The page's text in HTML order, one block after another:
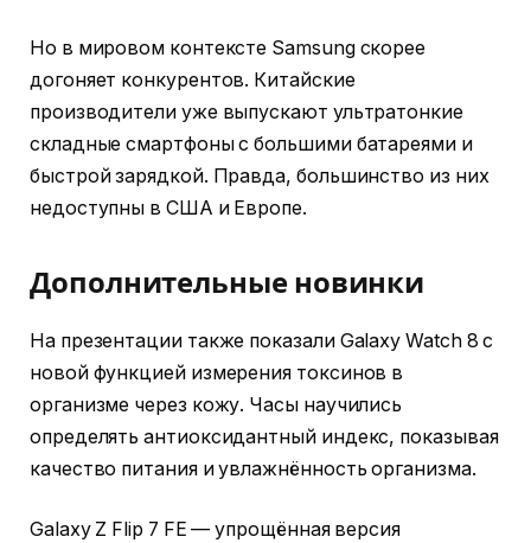
Но в мировом контексте Samsung скорее
догоняет конкурентов. Китайские
производители уже выпускают ультратонкие
складные смартфоны с большими батареями и
быстрой зарядкой. Правда, большинство из них
недоступны в США и Европе.
Дополнительные новинки
На презентации также показали Galaxy Watch 8 с
новой функцией измерения токсинов в
организме через кожу. Часы научились
определять антиоксидантный индекс, показывая
качество питания и увлажнённость организма.
Galaxy Z Flip 7 FE — упрощённая версия